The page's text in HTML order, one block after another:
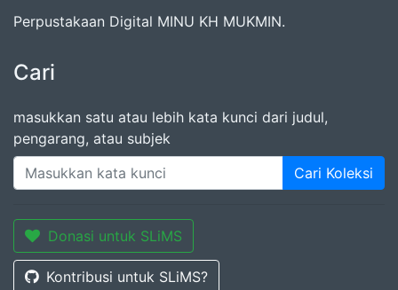
Perpustakaan Digital MINU KH MUKMIN.
Cari
masukkan satu atau lebih kata kunci dari judul,
pengarang, atau subjek
Cari Koleksi
Donasi untuk SLiMS
Kontribusi untuk SLiMS?